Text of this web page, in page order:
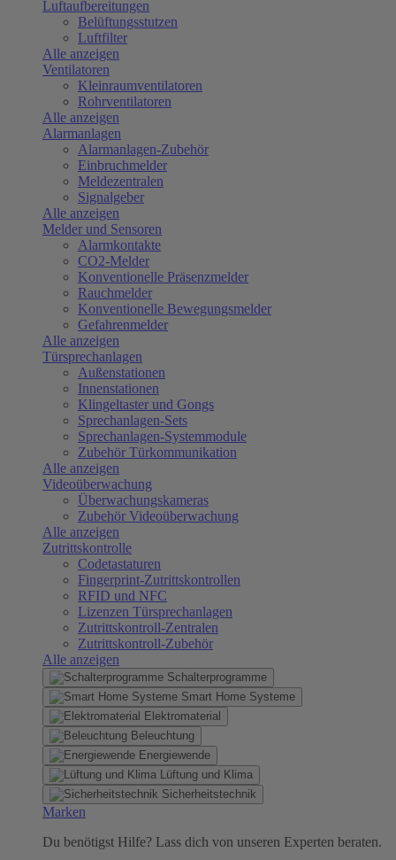
Luftaufbereitungen
Belüftungsstutzen
Luftfilter
Alle anzeigen
Ventilatoren
Kleinraumventilatoren
Rohrventilatoren
Alle anzeigen
Alarmanlagen
Alarmanlagen-Zubehör
Einbruchmelder
Meldezentralen
Signalgeber
Alle anzeigen
Melder und Sensoren
Alarmkontakte
CO2-Melder
Konventionelle Präsenzmelder
Rauchmelder
Konventionelle Bewegungsmelder
Gefahrenmelder
Alle anzeigen
Türsprechanlagen
Außenstationen
Innenstationen
Klingeltaster und Gongs
Sprechanlagen-Sets
Sprechanlagen-Systemmodule
Zubehör Türkommunikation
Alle anzeigen
Videoüberwachung
Überwachungskameras
Zubehör Videoüberwachung
Alle anzeigen
Zutrittskontrolle
Codetastaturen
Fingerprint-Zutrittskontrollen
RFID und NFC
Lizenzen Türsprechanlagen
Zutrittskontroll-Zentralen
Zutrittskontroll-Zubehör
Alle anzeigen
Schalterprogramme
Smart Home Systeme
Elektromaterial
Beleuchtung
Energiewende
Lüftung und Klima
Sicherheitstechnik
Marken
Du benötigst Hilfe? Lass dich von unseren Experten beraten.